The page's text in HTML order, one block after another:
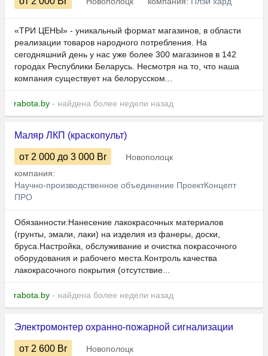
«ТРИ ЦЕНЫ» - уникальный формат магазинов, в области
реализации товаров народного потребления. На
сегодняшний день у нас уже более 300 магазинов в 142
городах Республики Беларусь. Несмотря на то, что наша
компания существует на белорусском...
rabota.by - найдена более недели назад
Маляр ЛКП (краскопульт)
от 2 000 до 3 000 Br
Новополоцк
компания:
Научно-производственное объединение ПроектКонцепт
ПРО
Обязанности:Нанесение лакокрасочных материалов
(грунты, эмали, лаки) на изделия из фанеры, доски,
бруса.Настройка, обслуживание и очистка покрасочного
оборудования и рабочего места.Контроль качества
лакокрасочного покрытия (отсутствие...
rabota.by - найдена более недели назад
Электромонтер охранно-пожарной сигнализации
от 2 600 Br
Новополоцк